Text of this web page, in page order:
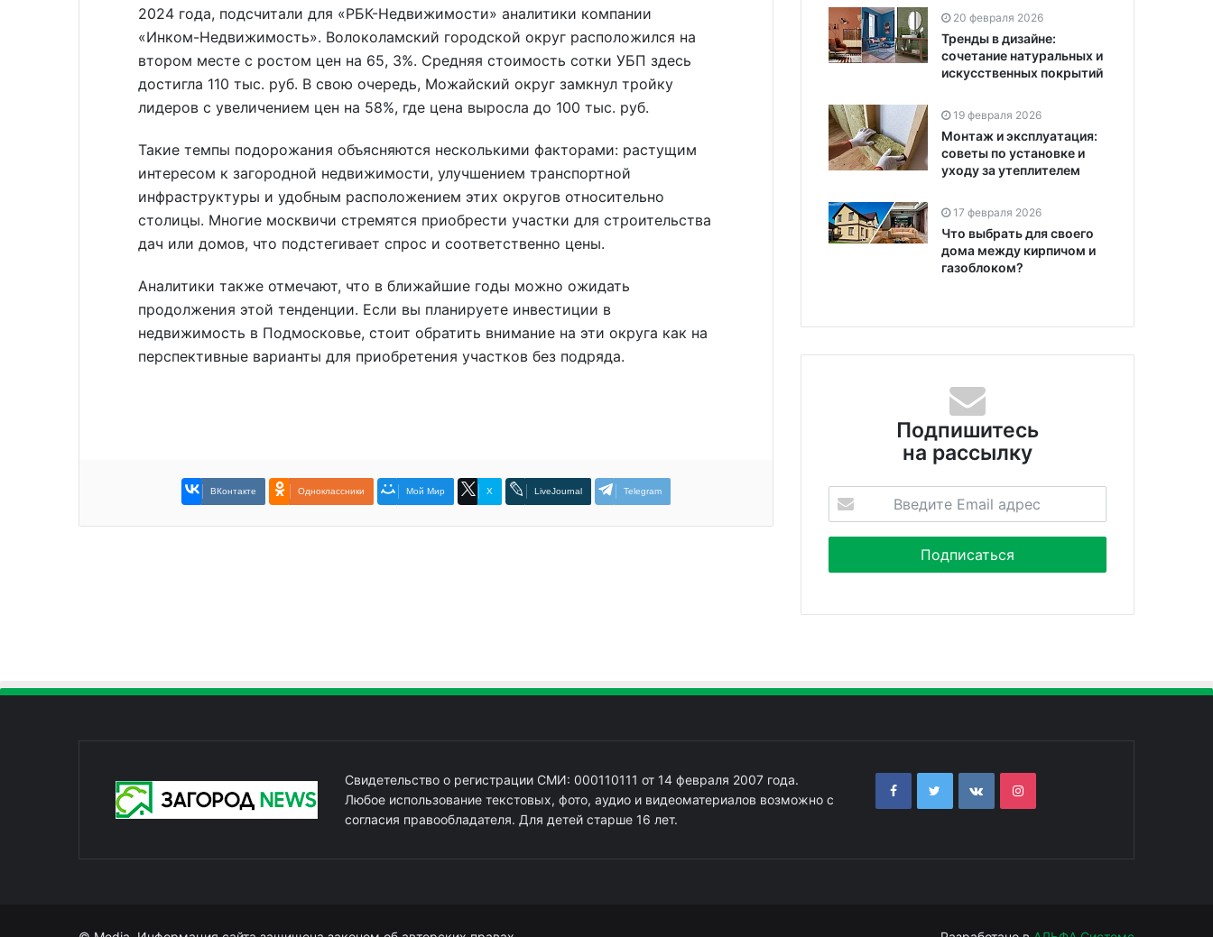
2024 года, подсчитали для «РБК-Недвижимости» аналитики компании
«Инком-Недвижимость». Волоколамский городской округ расположился на
втором месте с ростом цен на 65, 3%. Средняя стоимость сотки УБП здесь
достигла 110 тыс. руб. В свою очередь, Можайский округ замкнул тройку
лидеров с увеличением цен на 58%, где цена выросла до 100 тыс. руб.
Такие темпы подорожания объясняются несколькими факторами: растущим
интересом к загородной недвижимости, улучшением транспортной
инфраструктуры и удобным расположением этих округов относительно
столицы. Многие москвичи стремятся приобрести участки для строительства
дач или домов, что подстегивает спрос и соответственно цены.
Аналитики также отмечают, что в ближайшие годы можно ожидать
продолжения этой тенденции. Если вы планируете инвестиции в
недвижимость в Подмосковье, стоит обратить внимание на эти округа как на
перспективные варианты для приобретения участков без подряда.
ВКонтакте Одноклассники Мой Мир X LiveJournal Telegram
20 февраля 2026
Тренды в дизайне:
сочетание натуральных и
искусственных покрытий
19 февраля 2026
Монтаж и эксплуатация:
советы по установке и
уходу за утеплителем
17 февраля 2026
Что выбрать для своего
дома между кирпичом и
газоблоком?
Подпишитесь
на рассылку
Свидетельство о регистрации СМИ: 000110111 от 14 февраля 2007 года.
Любое использование текстовых, фото, аудио и видеоматериалов возможно с
согласия правообладателя. Для детей старше 16 лет.